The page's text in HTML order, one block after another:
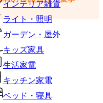
インテリア雑貨
ライト・照明
ガーデン・屋外
キッズ家具
生活家電
キッチン家電
ベッド・寝具